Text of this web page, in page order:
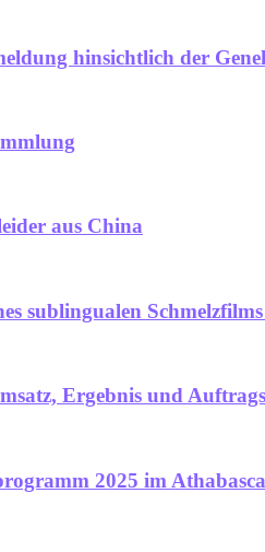
hinsichtlich der
aus China
sublingualen
Ergebnis und
2025 im